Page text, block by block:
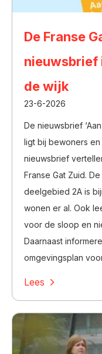
De Franse
nieuwsbrief
de wijk
23-6-2026
De nieuwsbrief
ligt bij bewoners en
nieuwsbrief
Franse Gat Zuid.
deelgebied 2A is
wonen er al. Ook
voor de sloop en
Daarnaast
omgevingsplan
Lees